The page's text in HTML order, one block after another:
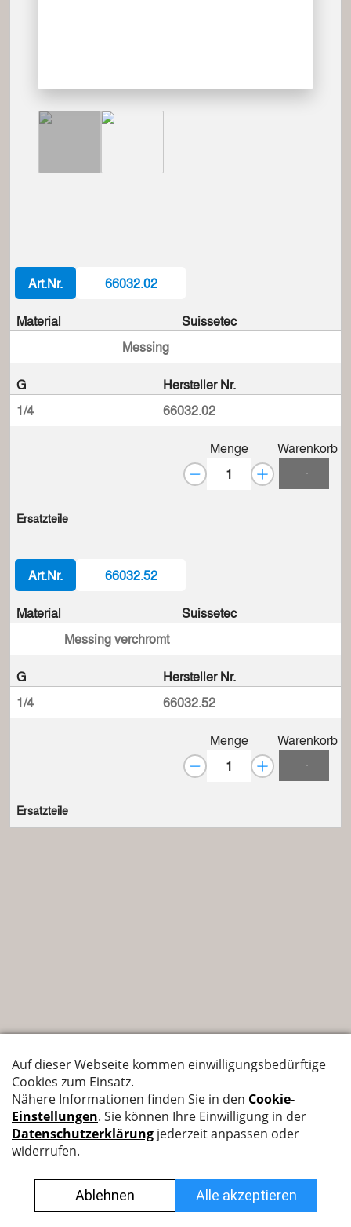
Art.Nr. 66032.02
Material
Messing
Suissetec
G
Hersteller Nr.
1/4
66032.02
Menge Warenkorb
Ersatzteile
Art.Nr. 66032.52
Material
Messing verchromt
Suissetec
G
Hersteller Nr.
1/4
66032.52
Menge Warenkorb
Ersatzteile
Nyffenegger Armaturen AG
Leutschenbachstrasse 38